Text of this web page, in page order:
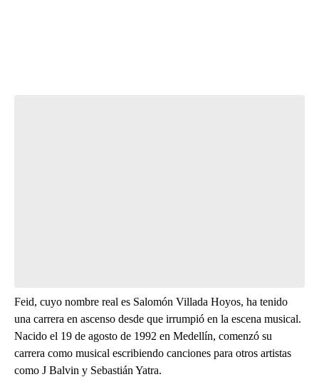
Feid, cuyo nombre real es Salomón Villada Hoyos, ha tenido
una carrera en ascenso desde que irrumpió en la escena musical.
Nacido el 19 de agosto de 1992 en Medellín, comenzó su
carrera como musical escribiendo canciones para otros artistas
como J Balvin y Sebastián Yatra.